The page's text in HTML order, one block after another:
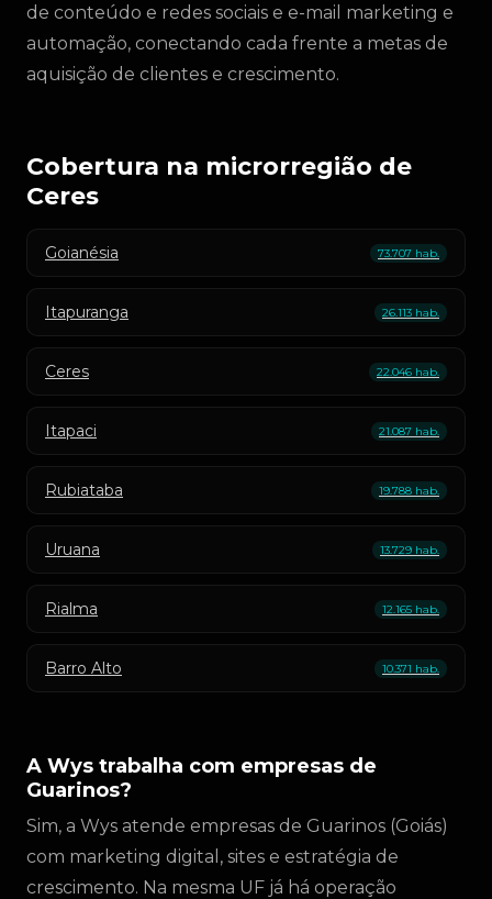
de conteúdo e redes sociais e e-mail marketing e
automação, conectando cada frente a metas de
aquisição de clientes e crescimento.
Cobertura na microrregião de
Ceres
Goianésia 73.707 hab.
Itapuranga 26.113 hab.
Ceres 22.046 hab.
Itapaci 21.087 hab.
Rubiataba 19.788 hab.
Uruana 13.729 hab.
Rialma 12.165 hab.
Barro Alto 10.371 hab.
A Wys trabalha com empresas de
Guarinos?
Sim, a Wys atende empresas de Guarinos (Goiás)
com marketing digital, sites e estratégia de
crescimento. Na mesma UF já há operação